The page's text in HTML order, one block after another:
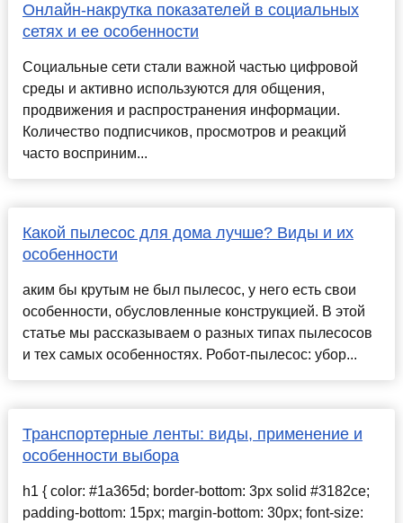
Онлайн-накрутка показателей в социальных
сетях и ее особенности
Социальные сети стали важной частью цифровой
среды и активно используются для общения,
продвижения и распространения информации.
Количество подписчиков, просмотров и реакций
часто восприним...
Какой пылесос для дома лучше? Виды и их
особенности
аким бы крутым не был пылесос, у него есть свои
особенности, обусловленные конструкцией. В этой
статье мы рассказываем о разных типах пылесосов
и тех самых особенностях. Робот-пылесос: убор...
Транспортерные ленты: виды, применение и
особенности выбора
h1 { color: #1a365d; border-bottom: 3px solid #3182ce;
padding-bottom: 15px; margin-bottom: 30px; font-size: